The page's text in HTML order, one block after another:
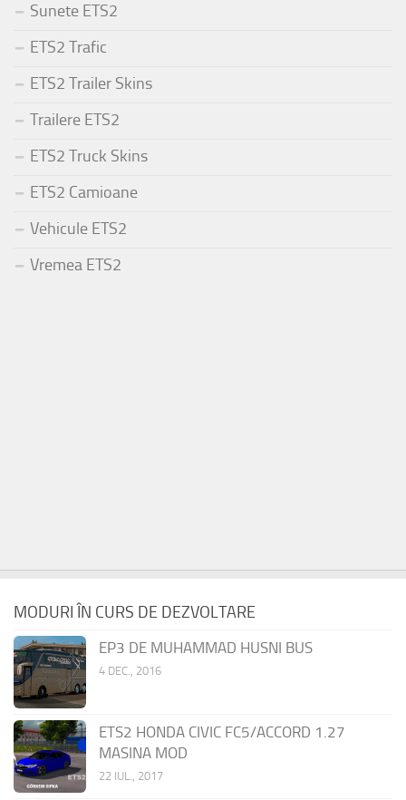
Sunete ETS2
ETS2 Trafic
ETS2 Trailer Skins
Trailere ETS2
ETS2 Truck Skins
ETS2 Camioane
Vehicule ETS2
Vremea ETS2
MODURI ÎN CURS DE DEZVOLTARE
EP3 DE MUHAMMAD HUSNI BUS
4 DEC., 2016
ETS2 HONDA CIVIC FC5/ACCORD 1.27
MASINA MOD
22 IUL., 2017